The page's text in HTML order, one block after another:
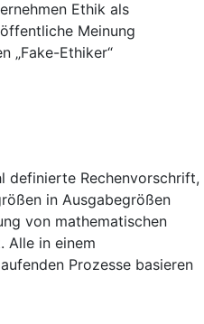
Ethik als
Meinung
„Fake-Ethiker“
definierte Rechenvorschrift,
in Ausgabegrößen
von mathematischen
Alle in einem
Prozesse basieren